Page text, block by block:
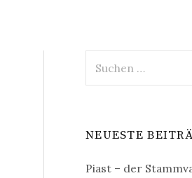
nach:
NEUESTE
Piast – der